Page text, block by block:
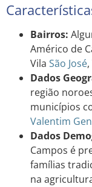
Bairros:
Américo de
Vila São José
Dados
região
municípios
Valentim
Dados
Campos é
famílias
na